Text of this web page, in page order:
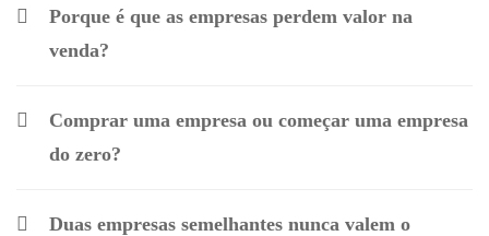
Porque é que as empresas perdem valor na
venda?
Comprar uma empresa ou começar uma empresa
do zero?
Duas empresas semelhantes nunca valem o